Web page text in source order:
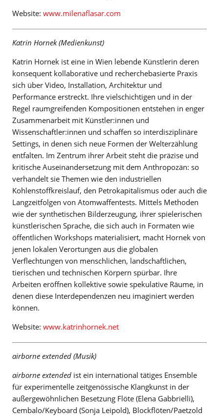
Website: www.milenaflasar.com
Katrin Hornek (Medienkunst)
Katrin Hornek ist eine in Wien lebende Künstlerin deren
konsequent kollaborative und recherchebasierte Praxis
sich über Video, Installation, Architektur und
Performance erstreckt. Ihre vielschichtigen und in der
Regel raumgreifenden Kompositionen entstehen in enger
Zusammenarbeit mit Künstler:innen und
Wissenschaftler:innen und schaffen so interdisziplinäre
Settings, in denen sich neue Formen der Welterzählung
entfalten. Im Zentrum ihrer Arbeit steht die präzise und
kritische Auseinandersetzung mit dem Anthropozän: so
verhandelt sie Themen wie den industriellen
Kohlenstoffkreislauf, den Petrokapitalismus oder auch die
Langzeitfolgen von Atomwaffentests. Mittels Methoden
wie der synthetischen Bilderzeugung, ihrer spielerischen
künstlerischen Sprache, die sich auch in Formaten wie
öffentlichen Workshops materialisiert, macht Hornek von
jenen lokalen Verortungen aus die globalen
Verflechtungen von menschlichen, landschaftlichen,
tierischen und technischen Körpern spürbar. Ihre
Arbeiten eröffnen kollektive sowie spekulative Räume, in
denen diese Interdependenzen neu imaginiert werden
können.
Website: www.katrinhornek.net
airborne extended (Musik)
airborne extended ist ein international tätiges Ensemble
für experimentelle zeitgenössische Klangkunst in der
außergewöhnlichen Besetzung Flöte (Elena Gabbrielli),
Cembalo/Keyboard (Sonja Leipold), Blockflöten/Paetzold